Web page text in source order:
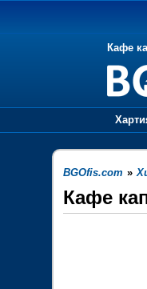
Кафе
BGOfis.com »
Кафе